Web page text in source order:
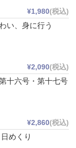
¥1,980(税込)
い、身に行う
¥2,090(税込)
十六号・第十七号
¥2,860(税込)
めくり